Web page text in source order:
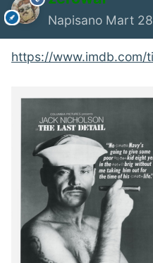
Napisano Mart 28
https://